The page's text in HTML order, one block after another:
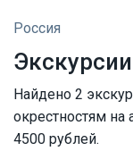
Россия
Найдено 2
окрестностям на
4500 рублей.